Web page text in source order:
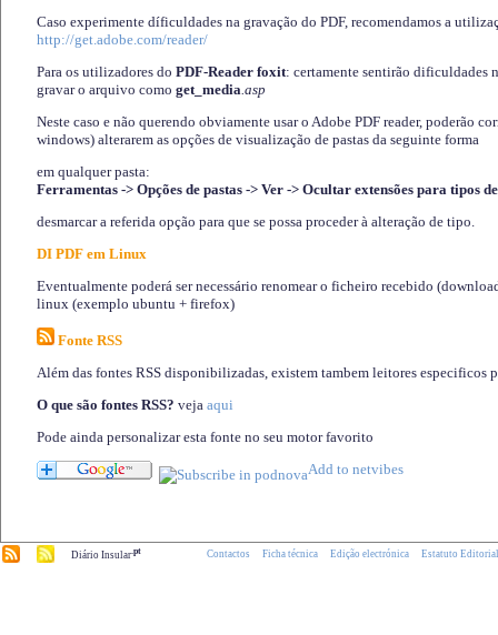
Caso experimente díficuldades na gravação do PDF, recomendamos a
http://get.adobe.com/reader/
Para os utilizadores do PDF-Reader foxit: certamente sentirão dificuldades
gravar o arquivo como get_media.asp
Neste caso e não querendo obviamente usar o Adobe PDF reader, poderão
windows) alterarem as opções de visualização de pastas da seguinte forma
em qualquer pasta:
Ferramentas -> Opções de pastas -> Ver -> Ocultar extensões para tipos
desmarcar a referida opção para que se possa proceder à alteração de tipo.
DI PDF em Linux
Eventualmente poderá ser necessário renomear o ficheiro recebido
linux (exemplo ubuntu + firefox)
Fonte RSS
Além das fontes RSS disponibilizadas, existem tambem leitores especificos
O que são fontes RSS? veja aqui
Pode ainda personalizar esta fonte no seu motor favorito
Diário Insular.pt Contactos Ficha técnica Edição electrónica Estatuto Editorial